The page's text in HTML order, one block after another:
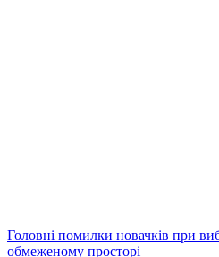
Головні помилки новачків при
обмеженому просторі